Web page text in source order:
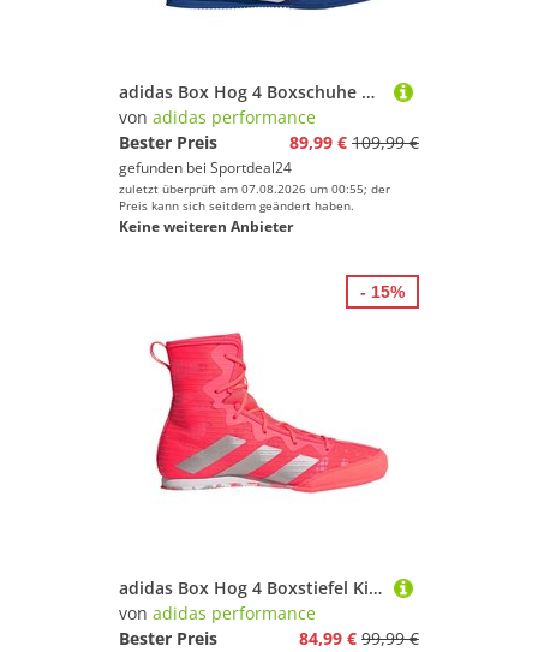
adidas Box Hog 4 Boxschuhe Herren KI8768 - team royal blue/cloud white/solar purple 44
von adidas performance
Bester Preis
89,99 € 109,99 €
gefunden bei Sportdeal24
zuletzt überprüft am 07.08.2026 um 00:55; der
Preis kann sich seitdem geändert haben.
Keine weiteren Anbieter
adidas Box Hog 4 Boxstiefel Kinder KI8898 - solar turbo/silver met./grey two 37 1/3
von adidas performance
Bester Preis
84,99 € 99,99 €
- 15%